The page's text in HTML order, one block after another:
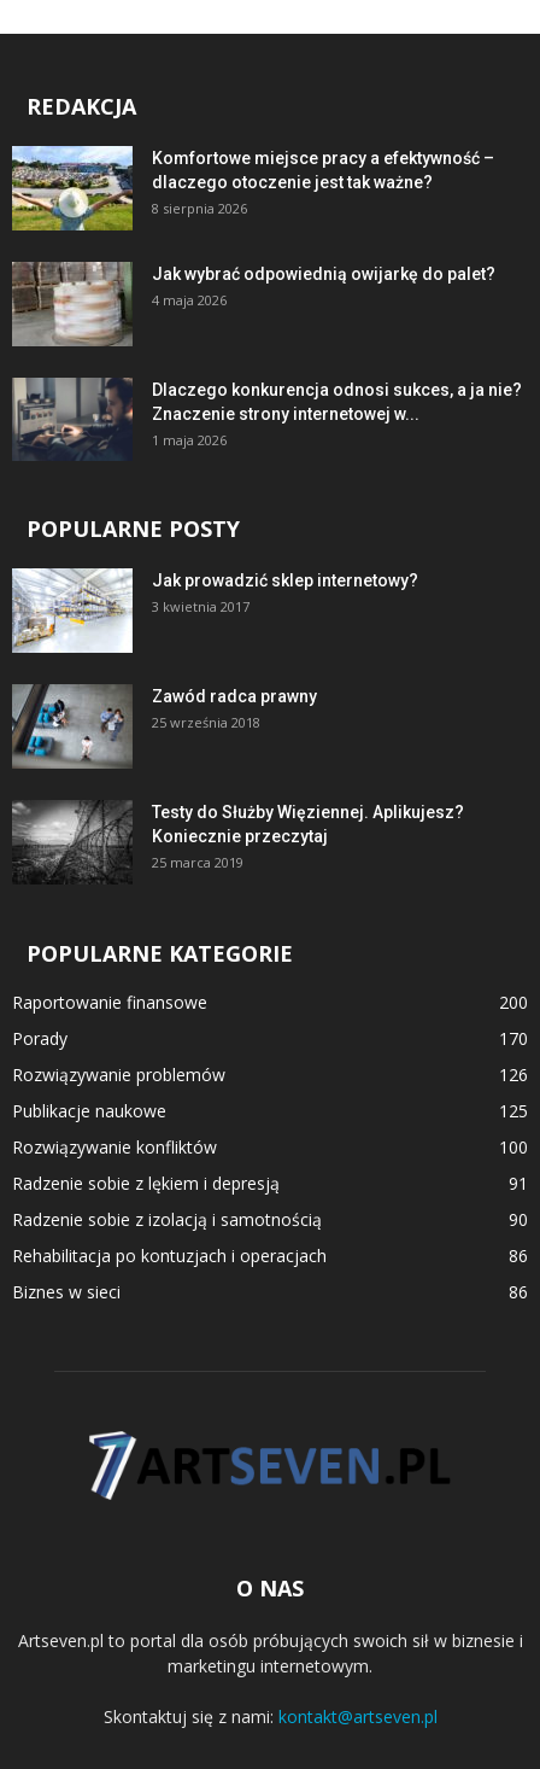
REDAKCJA
Komfortowe miejsce pracy a efektywność –
dlaczego otoczenie jest tak ważne?
8 sierpnia 2026
Jak wybrać odpowiednią owijarkę do palet?
4 maja 2026
Dlaczego konkurencja odnosi sukces, a ja nie?
Znaczenie strony internetowej w...
1 maja 2026
POPULARNE POSTY
Jak prowadzić sklep internetowy?
3 kwietnia 2017
Zawód radca prawny
25 września 2018
Testy do Służby Więziennej. Aplikujesz?
Koniecznie przeczytaj
25 marca 2019
POPULARNE KATEGORIE
Raportowanie finansowe
200
Porady
170
Rozwiązywanie problemów
126
Publikacje naukowe
125
Rozwiązywanie konfliktów
100
Radzenie sobie z lękiem i depresją
91
Radzenie sobie z izolacją i samotnością
90
Rehabilitacja po kontuzjach i operacjach
86
Biznes w sieci
86
O NAS
Artseven.pl to portal dla osób próbujących swoich sił w biznesie i
marketingu internetowym.
Skontaktuj się z nami: kontakt@artseven.pl